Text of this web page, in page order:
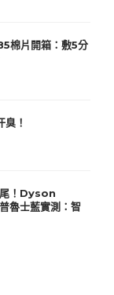
棉片開箱：敷5分
！
尾！Dyson
士藍實測：智